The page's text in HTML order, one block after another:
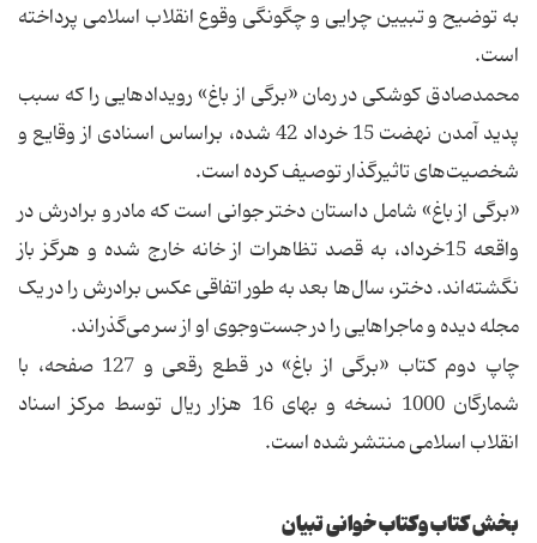
به توضیح و تبیین چرایی و چگونگی وقوع انقلاب اسلامی پرداخته
است.
محمدصادق کوشکی در رمان «برگی از باغ» رویدادهایی را که سبب
پدید آمدن نهضت 15 خرداد 42 شده، براساس اسنادی از وقایع و
شخصیت‌های تاثیرگذار توصیف کرده است.
«برگی از باغ» شامل داستان دختر جوانی است که مادر و برادرش در
واقعه 15خرداد، به قصد تظاهرات از خانه خارج شده و هرگز باز
نگشته‌اند. دختر، سال‌ها بعد به طور اتفاقی عکس برادرش را در یک
مجله دیده و ماجراهایی را در جست‌وجوی او از سر می‌گذراند.
چاپ دوم کتاب «برگی از باغ» در قطع رقعی و 127 صفحه، با
شمارگان 1000 نسخه و بهای 16 هزار ریال توسط مرکز اسناد
انقلاب اسلامی منتشر شده است.
بخش کتاب وکتاب خوانی تبیان